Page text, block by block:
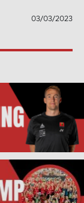
03/03/2023